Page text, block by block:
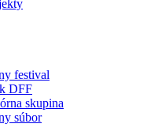
festival
DFF
skupina
súbor